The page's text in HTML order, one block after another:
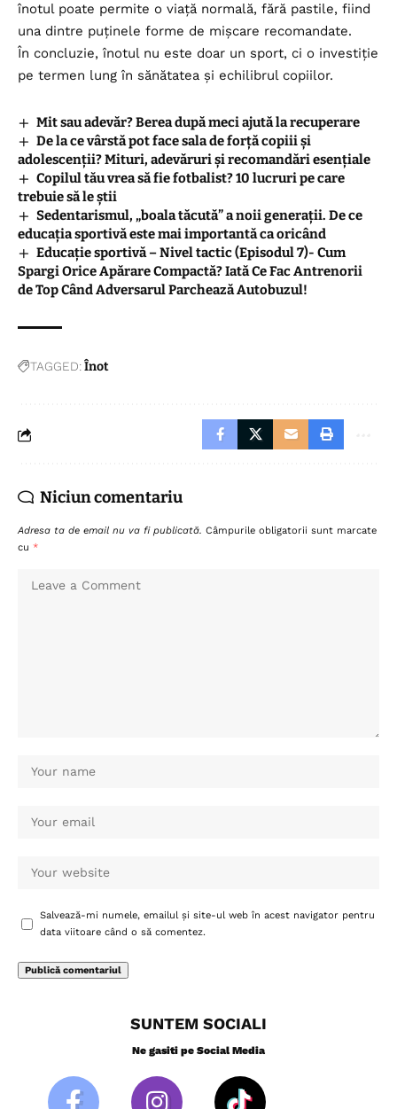
înotul poate permite o viață normală, fără pastile, fiind
una dintre puținele forme de mișcare recomandate.
În concluzie, înotul nu este doar un sport, ci o investiție
pe termen lung în sănătatea și echilibrul copiilor.
Mit sau adevăr? Berea după meci ajută la recuperare
De la ce vârstă pot face sala de forță copiii și
adolescenții? Mituri, adevăruri și recomandări esențiale
Copilul tău vrea să fie fotbalist? 10 lucruri pe care
trebuie să le știi
Sedentarismul, „boala tăcută” a noii generații. De ce
educația sportivă este mai importantă ca oricând
Educație sportivă – Nivel tactic (Episodul 7)- Cum
Spargi Orice Apărare Compactă? Iată Ce Fac Antrenorii
de Top Când Adversarul Parchează Autobuzul!
TAGGED:Înot
Niciun comentariu
Adresa ta de email nu va fi publicată. Câmpurile obligatorii sunt marcate
cu *
Salvează-mi numele, emailul și site-ul web în acest navigator pentru
data viitoare când o să comentez.
SUNTEM SOCIALI
Ne gasiti pe Social Media